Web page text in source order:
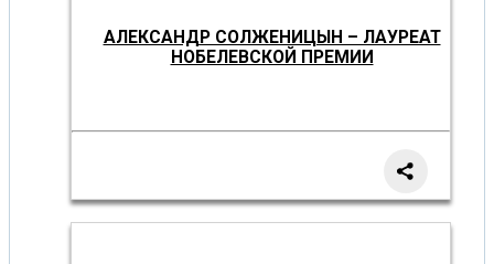
АЛЕКСАНДР СОЛЖЕНИЦЫН – ЛАУРЕАТ
НОБЕЛЕВСКОЙ ПРЕМИИ